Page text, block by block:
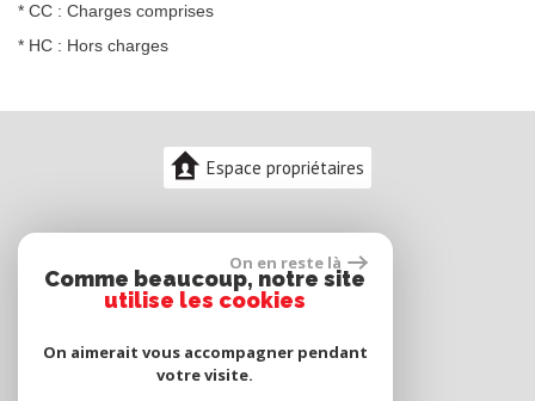
* CC : Charges comprises
* HC : Hors charges
Espace propriétaires
On en reste là
Comme beaucoup, notre site
utilise les cookies
On aimerait vous accompagner pendant
votre visite.